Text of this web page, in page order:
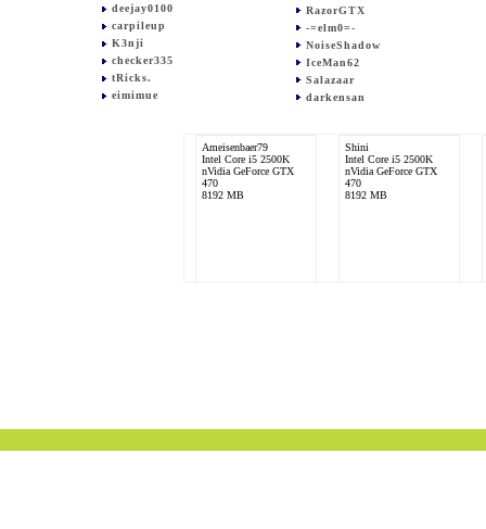
deejay0100
carpileup
K3nji
checker335
tRicks.
eimimue
RazorGTX
-=elm0=-
NoiseShadow
IceMan62
Salazaar
darkensan
Ameisenbaer79
Intel Core i5 2500K
nVidia GeForce GTX
470
8192 MB
Shini
Intel Core i5 2500K
nVidia GeForce GTX
470
8192 MB